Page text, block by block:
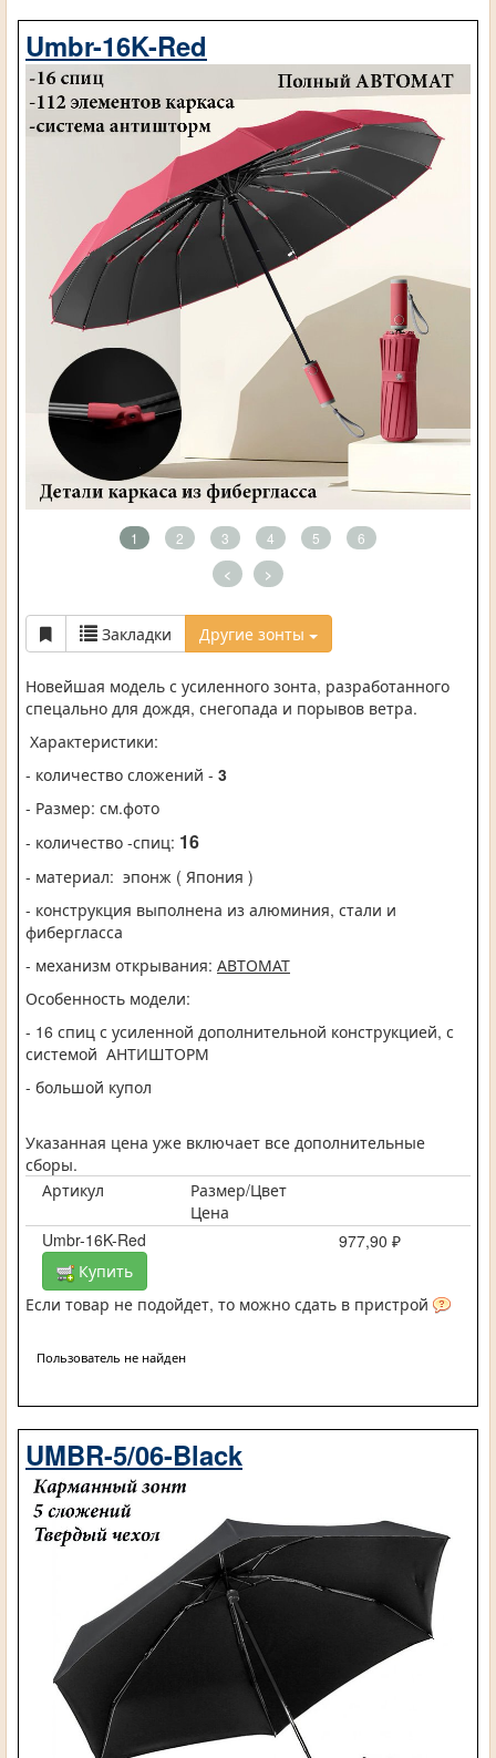
Umbr-16K-Red
1 2 3 4 5 6
< >
Закладки Другие зонты
Новейшая модель с усиленного зонта, разработанного
спецально для дождя, снегопада и порывов ветра.
Характеристики:
- количество сложений - 3
- Размер: см.фото
- количество -спиц: 16
- материал: эпонж ( Япония )
- конструкция выполнена из алюминия, стали и
фибергласса
- механизм открывания: АВТОМАТ
Особенность модели:
- 16 спиц с усиленной дополнительной конструкцией, с
системой АНТИШТОРМ
- большой купол
Указанная цена уже включает все дополнительные
сборы.
Артикул
Размер/Цвет
Цена
Umbr-16K-Red
977,90 ₽
Купить
Если товар не подойдет, то можно сдать в пристрой
Пользователь не найден
UMBR-5/06-Black